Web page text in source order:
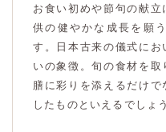
お食い初めや節句の献
供の健やかな成長を願
す。日本古来の儀式に
いの象徴。旬の食材を
膳に彩りを添えるだけ
したものといえるでしょう